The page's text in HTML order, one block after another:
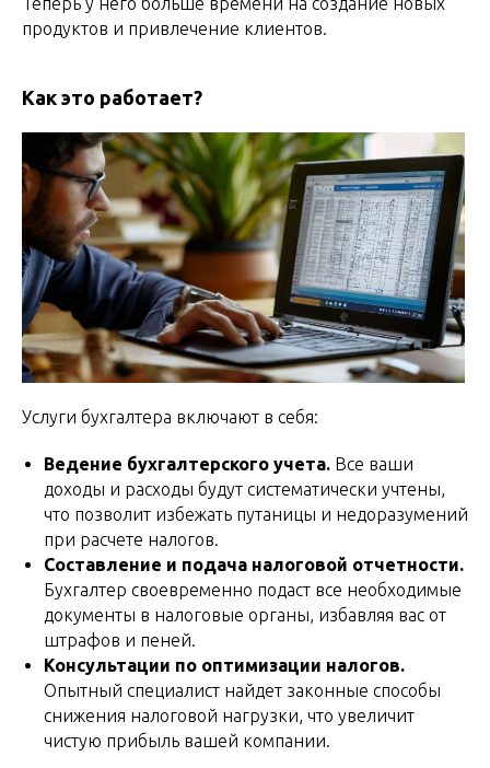
продуктов и привлечение клиентов.
Как это работает?
Услуги бухгалтера включают в себя:
Ведение бухгалтерского учета. Все ваши
доходы и расходы будут систематически учтены,
что позволит избежать путаницы и недоразумений
при расчете налогов.
Составление и подача налоговой отчетности.
Бухгалтер своевременно подаст все необходимые
документы в налоговые органы, избавляя вас от
штрафов и пеней.
Консультации по оптимизации налогов.
Опытный специалист найдет законные способы
снижения налоговой нагрузки, что увеличит
чистую прибыль вашей компании.